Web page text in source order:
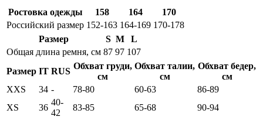
Ростовка одежды 158 164
170
Российский размер 152-163 164-169 170-178
Размер
S M
L
Общая длина ремня, см 87 97 107
Размер IT RUS
Обхват груди,
см
Обхват талии,
см
Обхват бедер,
см
XXS
34 - 78-80 60-63
86-89
XS
36
40-
42
83-85 65-68 90-94